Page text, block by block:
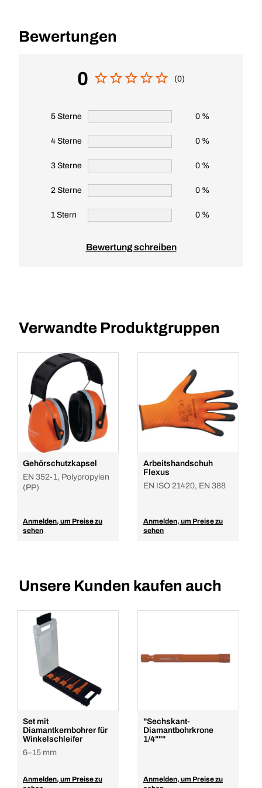
Bewertungen
0 (0)
5 Sterne 0 %
4 Sterne 0 %
3 Sterne 0 %
2 Sterne 0 %
1 Stern 0 %
Bewertung schreiben
Verwandte Produktgruppen
Gehörschutzkapsel
EN 352-1, Polypropylen
(PP)
Anmelden, um Preise zu
sehen
Arbeitshandschuh
Flexus
EN ISO 21420, EN 388
Anmelden, um Preise zu
sehen
Unsere Kunden kaufen auch
Set mit
Diamantkernbohrer für
Winkelschleifer
6–15 mm
Anmelden, um Preise zu
"Sechskant-
Diamantbohrkrone
1/4"""
Anmelden, um Preise zu